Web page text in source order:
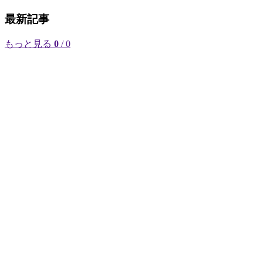
最新記事
もっと見る 0 / 0